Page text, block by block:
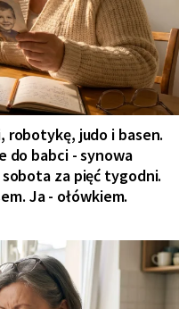
robotykę, judo i basen.
do babci - synowa
za pięć tygodni.
Ja - ołówkiem.